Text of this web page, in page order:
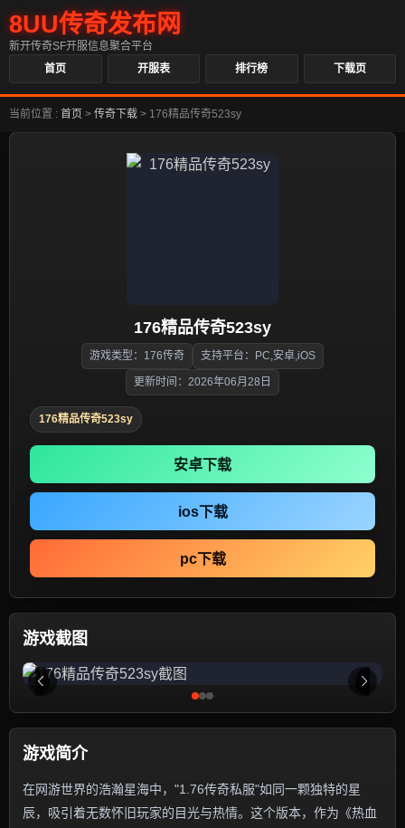
8UU传奇发布网
新开传奇SF开服信息聚合平台
首页
开服表 排行榜 下载页
当前位置 : 首页 > 传奇下载 > 176精品传奇523sy
176精品传奇523sy
游戏类型：176传奇 支持平台：PC,安卓,iOS
更新时间：2026年06月28日
176精品传奇523sy
安卓下载
ios下载
pc下载
游戏截图
游戏简介
在网游世界的浩瀚星海中，"1.76传奇私服"如同一颗独特的星
辰，吸引着无数怀旧玩家的目光与热情。这个版本，作为《热血